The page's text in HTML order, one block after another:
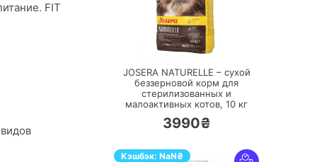
FIT
ПЕРЕЙТИ
JOSERA NATURELLE – сухой
беззерновой корм для
стерилизованных и
малоактивных котов, 10 кг
3990₴
Кэшбэк: NaN₴